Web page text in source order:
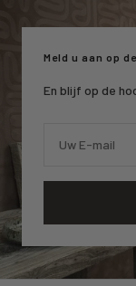
Meld u aan op
En blijf op de
Uw E-mail